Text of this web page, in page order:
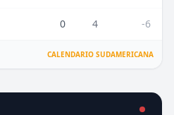
0 4 -6
CALENDARIO SUDAMERICANA